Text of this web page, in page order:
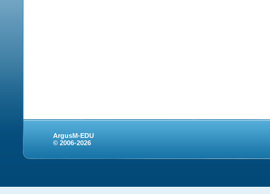
ArgusM-EDU
© 2006-2026